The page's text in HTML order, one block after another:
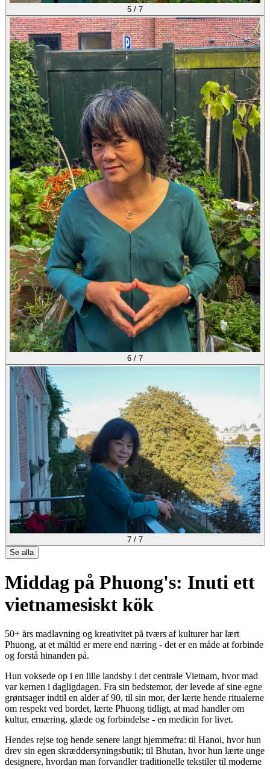
5 / 7
6 / 7
7 / 7
Se alla
Middag på Phuong's: Inuti ett
vietnamesiskt kök
50+ års madlavning og kreativitet på tværs af kulturer har lært
Phuong, at et måltid er mere end næring - det er en måde at forbinde
og forstå hinanden på.
Hun voksede op i en lille landsby i det centrale Vietnam, hvor mad
var kernen i dagligdagen. Fra sin bedstemor, der levede af sine egne
grøntsager indtil en alder af 90, til sin mor, der lærte hende ritualerne
om respekt ved bordet, lærte Phuong tidligt, at mad handler om
kultur, ernæring, glæde og forbindelse - en medicin for livet.
Hendes rejse tog hende senere langt hjemmefra: til Hanoi, hvor hun
drev sin egen skræddersyningsbutik; til Bhutan, hvor hun lærte unge
designere, hvordan man forvandler traditionelle tekstiler til moderne